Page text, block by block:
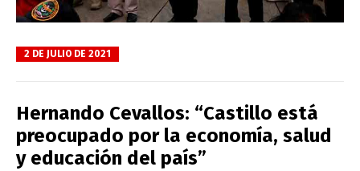
2 DE JULIO DE 2021
Hernando Cevallos: “Castillo está
preocupado por la economía, salud
y educación del país”